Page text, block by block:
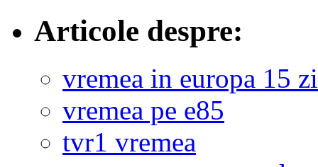
Articole despre:
vremea in europa 15
vremea pe e85
tvr1 vremea